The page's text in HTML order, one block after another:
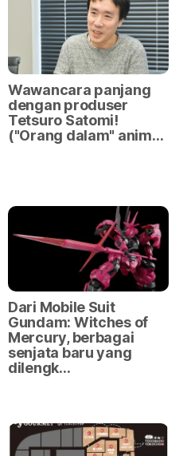
Wawancara panjang
dengan produser
Tetsuro Satomi!
("Orang dalam" anim…
Dari Mobile Suit
Gundam: Witches of
Mercury, berbagai
senjata baru yang
dilengk…